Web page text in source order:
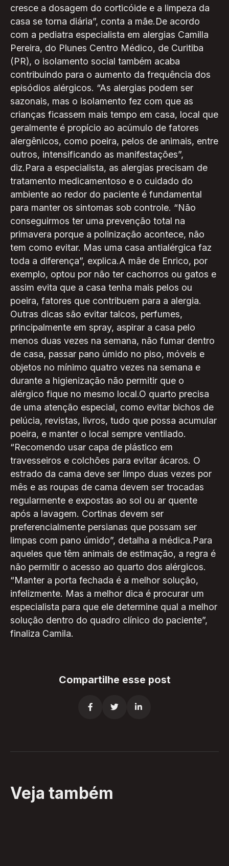
cresce a dosagem do corticóide e a limpeza da
casa se torna diária”, conta a mãe.De acordo
com a pediatra especialista em alergias Camilla
Pereira, do Plunes Centro Médico, de Curitiba
(PR), o isolamento social também acaba
contribuindo para o aumento da frequência dos
episódios alérgicos. “As alergias podem ser
sazonais, mas o isolamento fez com que as
crianças ficassem mais tempo em casa, local que
geralmente é propício ao acúmulo de fatores
alergênicos, como poeira, pelos de animais, entre
outros, intensificando as manifestações”,
diz.Para a especialista, as alergias precisam de
tratamento medicamentoso e o cuidado do
ambiente ao redor do paciente é fundamental
para manter os sintomas sob controle. “Não
conseguirmos ter uma prevenção total na
primavera porque a polinização acontece, não
tem como evitar. Mas uma casa antialérgica faz
toda a diferença”, explica.A mãe de Enrico, por
exemplo, optou por não ter cachorros ou gatos e
assim evita que a casa tenha mais pelos ou
poeira, fatores que contribuem para a alergia.
Outras dicas são evitar talcos, perfumes,
principalmente em spray, aspirar a casa pelo
menos duas vezes na semana, não fumar dentro
de casa, passar pano úmido no piso, móveis e
objetos no mínimo quatro vezes na semana e
durante a higienização não permitir que o
alérgico fique no mesmo local.O quarto precisa
de uma atenção especial, como evitar bichos de
pelúcia, revistas, livros, tudo que possa acumular
poeira, e manter o local sempre ventilado.
“Recomendo usar capa de plástico em
travesseiros e colchões para evitar ácaros. O
estrado da cama deve ser limpo duas vezes por
mês e as roupas de cama devem ser trocadas
regularmente e expostas ao sol ou ar quente
após a lavagem. Cortinas devem ser
preferencialmente persianas que possam ser
limpas com pano úmido”, detalha a médica.Para
aqueles que têm animais de estimação, a regra é
não permitir o acesso ao quarto dos alérgicos.
“Manter a porta fechada é a melhor solução,
infelizmente. Mas a melhor dica é procurar um
especialista para que ele determine qual a melhor
solução dentro do quadro clínico do paciente”,
finaliza Camila.
Compartilhe esse post
  
Veja também